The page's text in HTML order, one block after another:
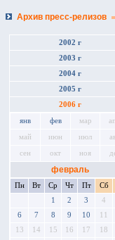
Архив пресс-релизов
2002 г
2003 г
2004 г
2005 г
2006 г
янв фев мар
май июн июл
сен окт ноя
февраль
Пн Вт Ср Чт Пт Сб
1
2 3 4
6
7 8 9 10 11
13
14 15 16 17 18